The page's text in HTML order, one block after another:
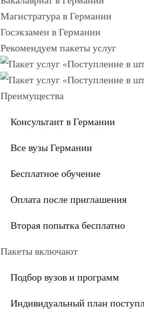
Магистратура в Германии
Госэкзамен в Германии
Рекомендуем пакеты услуг
Преимущества
Консультант в Германии
Все вузы Германии
Бесплатное обучение
Оплата после приглашения
Вторая попытка бесплатно
Пакеты включают
Подбор вузов и программ
Индивидуальный план